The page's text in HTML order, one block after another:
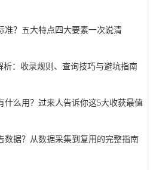
准？五大特点四大要素一次说清
析：收录规则、查询技巧与避坑指南
什么用？过来人告诉你这5大收获最值
数据？从数据采集到复用的完整指南